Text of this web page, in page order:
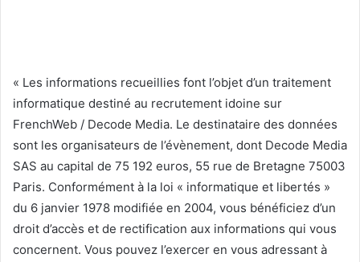
« Les informations recueillies font l’objet d’un traitement
informatique destiné au recrutement idoine sur
FrenchWeb / Decode Media. Le destinataire des données
sont les organisateurs de l’évènement, dont Decode Media
SAS au capital de 75 192 euros, 55 rue de Bretagne 75003
Paris. Conformément à la loi « informatique et libertés »
du 6 janvier 1978 modifiée en 2004, vous bénéficiez d’un
droit d’accès et de rectification aux informations qui vous
concernent. Vous pouvez l’exercer en vous adressant à